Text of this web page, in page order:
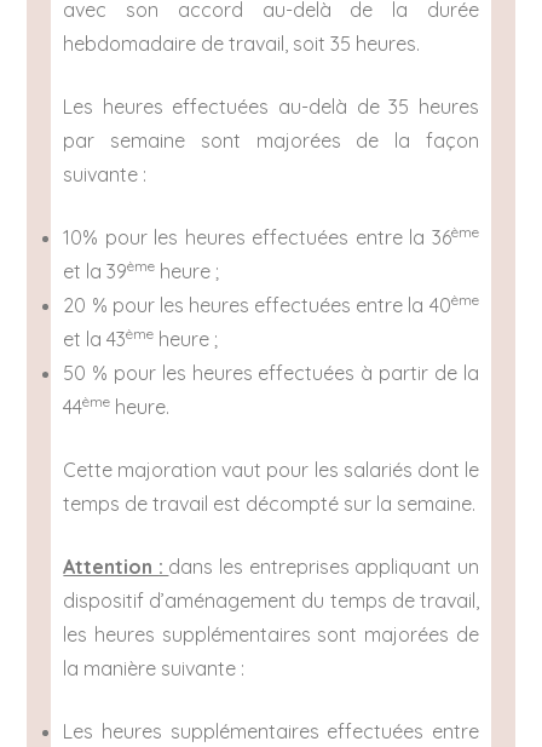
avec son accord au-delà de la durée
hebdomadaire de travail, soit 35 heures.
Les heures effectuées au-delà de 35 heures
par semaine sont majorées de la façon
suivante :
10% pour les heures effectuées entre la 36ème
et la 39ème heure ;
20 % pour les heures effectuées entre la 40ème
et la 43ème heure ;
50 % pour les heures effectuées à partir de la
44ème heure.
Cette majoration vaut pour les salariés dont le
temps de travail est décompté sur la semaine.
Attention : dans les entreprises appliquant un
dispositif d’aménagement du temps de travail,
les heures supplémentaires sont majorées de
la manière suivante :
Les heures supplémentaires effectuées entre